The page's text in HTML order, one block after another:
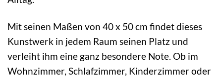
Mit seinen Maßen von 40 x 50 cm findet dieses
Kunstwerk in jedem Raum seinen Platz und
verleiht ihm eine ganz besondere Note. Ob im
Wohnzimmer, Schlafzimmer, Kinderzimmer oder